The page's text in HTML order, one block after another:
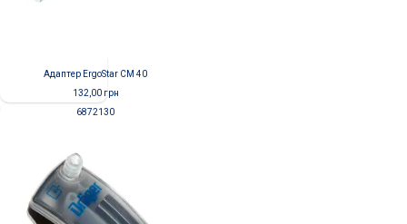
Адаптер ErgoStar CM 40
132,00грн
6872130